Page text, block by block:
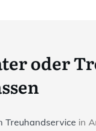
oder
Treuhandservice in